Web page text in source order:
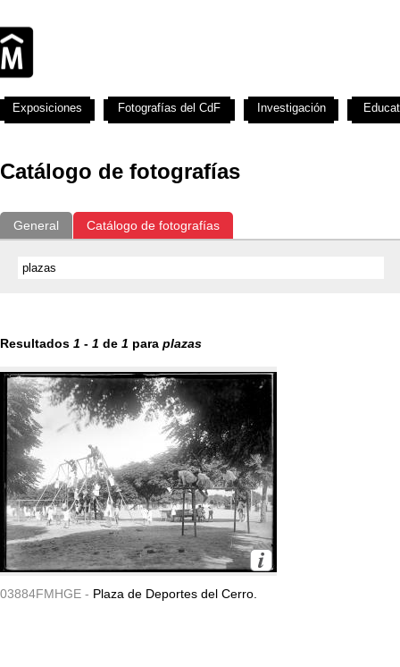
Catálogo de fotografías
General Catálogo de fotografías
Resultados 1 - 1 de 1 para plazas
03884FMHGE - Plaza de Deportes del Cerro.
Exposiciones Fotografías del CdF Investigación